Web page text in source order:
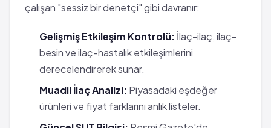
çalışan "sessiz bir denetçi" gibi davranır:
Gelişmiş Etkileşim Kontrolü: İlaç-ilaç, ilaç-
besin ve ilaç-hastalık etkileşimlerini
derecelendirerek sunar.
Muadil İlaç Analizi: Piyasadaki eşdeğer
ürünleri ve fiyat farklarını anlık listeler.